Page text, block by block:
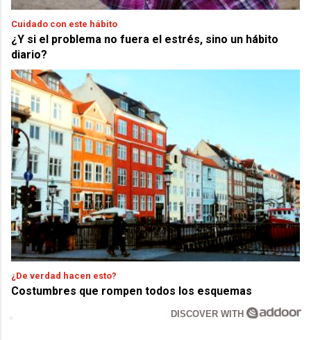
Cuidado con este hábito
¿Y si el problema no fuera el estrés, sino un hábito
diario?
¿De verdad hacen esto?
Costumbres que rompen todos los esquemas
DISCOVER WITH